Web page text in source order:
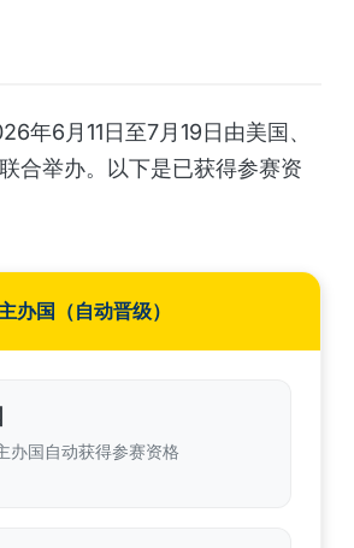
年6月11日至7月19日由美国、
合举办。以下是已获得参赛资
办国（自动晋级）
办国自动获得参赛资格